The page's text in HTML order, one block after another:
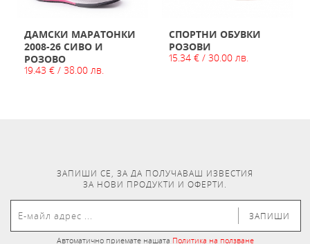
ДАМСКИ МАРАТОНКИ
2008-26 СИВО И
РОЗОВО
19.43 € / 38.00 лв.
СПОРТНИ ОБУВКИ
РОЗОВИ
15.34 € / 30.00 лв.
ЗАПИШИ СЕ, ЗА ДА ПОЛУЧАВАШ ИЗВЕСТИЯ
ЗА НОВИ ПРОДУКТИ И ОФЕРТИ.
ЗАПИШИ
Автоматично приемате нашата Политика на ползване